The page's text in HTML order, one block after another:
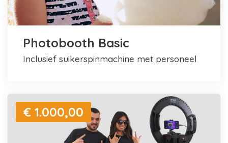
Photobooth Basic
inclusief suikerspinmachine met personeel
€ 1.000,00